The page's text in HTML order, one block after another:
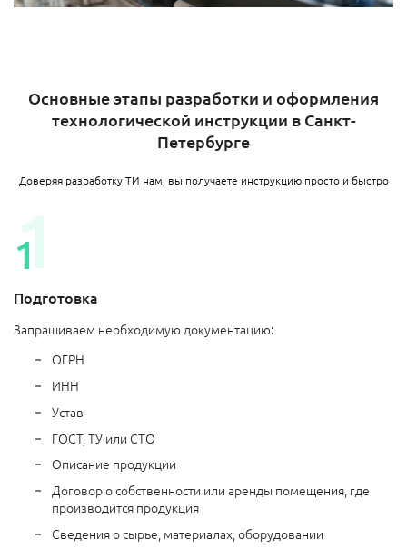
Основные этапы разработки и оформления
технологической инструкции в Санкт-
Петербурге
Доверяя разработку ТИ нам, вы получаете инструкцию просто и быстро
Подготовка
Запрашиваем необходимую документацию:
ОГРН
ИНН
Устав
ГОСТ, ТУ или СТО
Описание продукции
Договор о собственности или аренды помещения, где
производится продукция
Сведения о сырье, материалах, оборудовании